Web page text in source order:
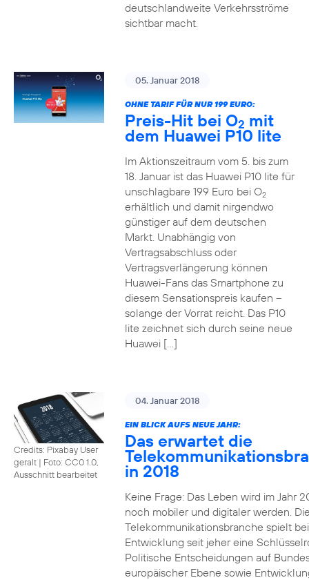
deutschlandweite Verkehrsströme
sichtbar macht.
05. Januar 2018
OHNE TARIF FÜR NUR 199 EURO:
Preis-Hit bei O2 mit
dem Huawei P10 lite
Im Aktionszeitraum vom 5. bis zum
18. Januar ist das Huawei P10 lite für
unschlagbare 199 Euro bei O2
erhältlich und damit nirgendwo
günstiger auf dem deutschen
Markt. Unabhängig von
Vertragsabschluss oder
Vertragsverlängerung können
Huawei-Fans das Smartphone zu
diesem Sensationspreis kaufen –
solange der Vorrat reicht. Das P10
lite zeichnet sich durch seine neue
Huawei […]
Credits: Pixabay User
geralt | Foto: CC0 1.0,
Ausschnitt bearbeitet
04. Januar 2018
EIN BLICK AUFS NEUE JAHR:
Das erwartet die
in 2018
Keine Frage: Das Leben wird im Jahr
noch mobiler und digitaler werden.
Telekommunikationsbranche spielt
Entwicklung seit jeher eine
Politische Entscheidungen auf
europäischer Ebene sowie